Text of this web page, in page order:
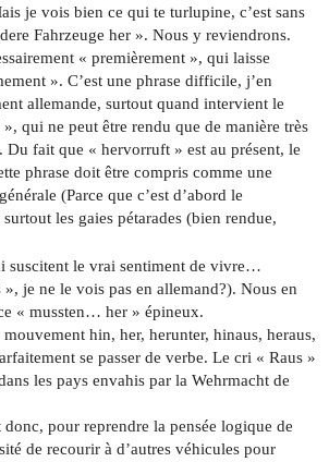
je vois bien ce qui te turlupine, c’est sans
Fahrzeuge her ». Nous y reviendrons.
« premièrement », qui laisse
». C’est une phrase difficile, j’en
allemande, surtout quand intervient le
qui ne peut être rendu que de manière très
Du fait que « hervorruft » est au présent, le
phrase doit être compris comme une
(Parce que c’est d’abord le
les gaies pétarades (bien rendue,
le vrai sentiment de vivre…
je ne le vois pas en allemand?). Nous en
« mussten… her » épineux.
hin, her, herunter, hinaus, heraus,
se passer de verbe. Le cri « Raus »
les pays envahis par la Wehrmacht de
donc, pour reprendre la pensée logique de
de recourir à d’autres véhicules pour